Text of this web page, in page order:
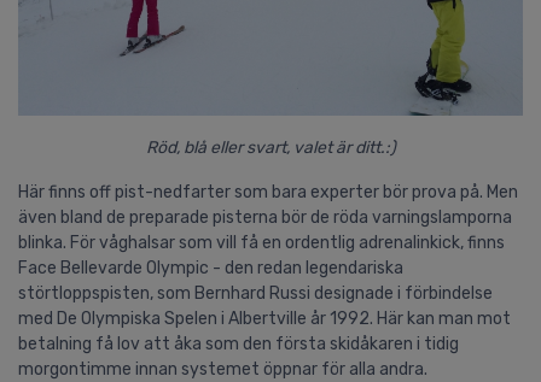
Röd, blå eller svart, valet är ditt.:)
Här finns off pist-nedfarter som bara experter bör prova på. Men
även bland de preparade pisterna bör de röda varningslamporna
blinka. För våghalsar som vill få en ordentlig adrenalinkick, finns
Face Bellevarde Olympic - den redan legendariska
störtloppspisten, som Bernhard Russi designade i förbindelse
med De Olympiska Spelen i Albertville år 1992. Här kan man mot
betalning få lov att åka som den första skidåkaren i tidig
morgontimme innan systemet öppnar för alla andra.